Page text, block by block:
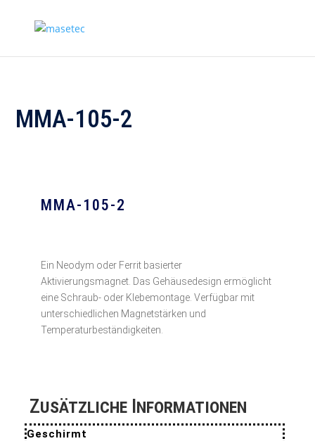
MMA-105-2
MMA-105-2
Ein Neodym oder Ferrit basierter
Aktivierungsmagnet. Das Gehäusedesign ermöglicht
eine Schraub- oder Klebemontage. Verfügbar mit
unterschiedlichen Magnetstärken und
Temperaturbeständigkeiten.
Zusätzliche Informationen
Geschirmt